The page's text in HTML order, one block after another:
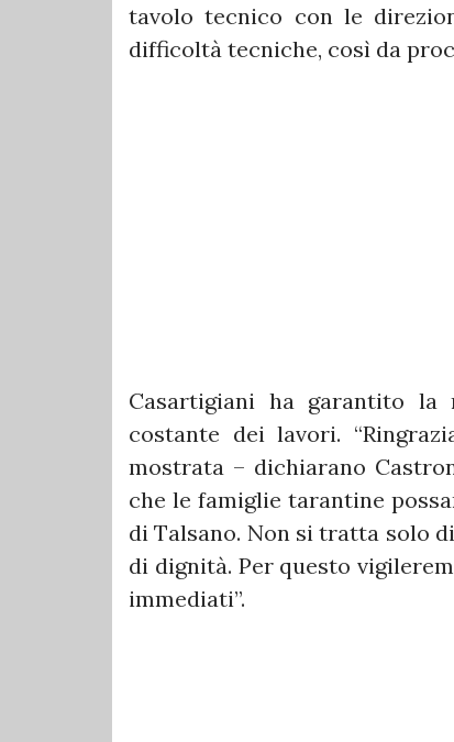
tavolo tecnico con le
difficoltà tecniche, così da
Casartigiani ha garantito la
costante dei lavori.
mostrata – dichiarano
che le famiglie tarantine
di Talsano. Non si tratta solo
di dignità. Per questo
immediati”.